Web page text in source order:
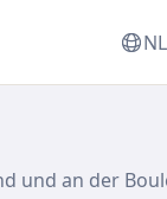
NL
und an der